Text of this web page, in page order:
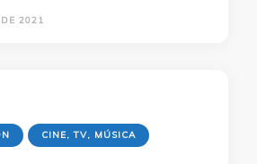
2021
CINE, TV, MÚSICA